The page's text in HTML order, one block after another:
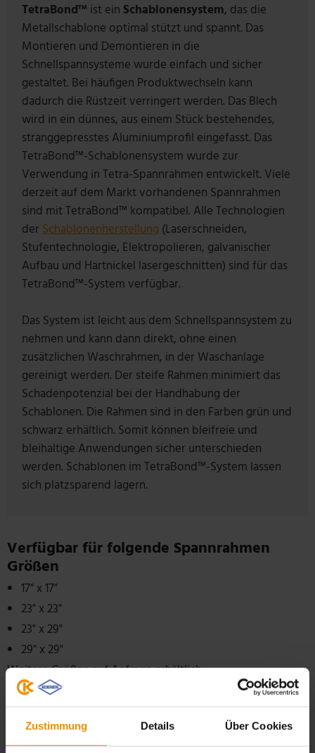
Zustimmung Details Über Cookies
TetraBond™ ist ein Schablonensystem, das die
Metallschablone optimal stützt und spannt. Das
Montieren und Demontieren in die
Schnellspannsysteme wurde einfach und sicher
gestaltet. Bei häufigen Produktwechseln kann
dadurch die Rüstzeit verringert werden. Das Blech
wird in ein dünnes, aus einem Stück bestehendes,
stranggepresstes Aluminiumprofil eingefasst. Das
TetraBond™-Schablonensystem wurde zur
Verwendung in Tetra-Spannrahmen entwickelt. Viele
derzeit auf dem Markt vorhandenen Spannrahmen
sind mit TetraBond™ kompatibel. Alle Technologien
derSchablonenherstellung (Laserschneiden,
Stufentechnologie, Elektropolieren, galvanischer
Aufbau und Hartnickel lasergeschnitten) sind für das
TetraBond™-System verfügbar.
Das System ist leicht aus dem Schnellspannsystem zu
nehmen und kann dann direkt, ohne einen
zusätzlichen Waschrahmen, in der Waschanlage
gereinigt werden. Der steife Rahmen minimiert das
Schadenpotenzial bei der Handhabung der
Schablonen. Die Rahmen sind in den Farben grün und
schwarz erhältlich. Somit können bleifreie und
bleihaltige Anwendungen sicher unterschieden
werden. Schablonen im TetraBond™-System lassen
sich platzsparend lagern.
Verfügbar für folgende Spannrahmen
Größen
17" x 17"
23" x 23"
23" x 29"
29" x 29"
Weitere Größen auf Anfrage erhältlich.